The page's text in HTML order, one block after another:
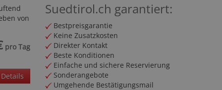
von
pro Tag
Details
Suedtirol.ch garantiert:
Bestpreisgarantie
Keine Zusatzkosten
Direkter Kontakt
Beste Konditionen
Einfache und sichere Reservierung
Sonderangebote
Umgehende Bestätigungsmail